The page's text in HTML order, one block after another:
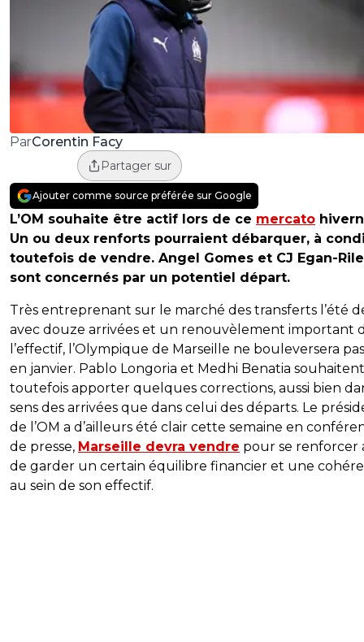
ParCorentin Facy
Partager sur
Ajouter comme source préférée sur Google
L’OM souhaite être actif lors de ce mercato
Un ou deux renforts pourraient débarquer, à
toutefois de vendre. Angel Gomes et CJ Egan-
sont concernés par un potentiel départ.
Très entreprenant sur le marché des transferts l’été
avec douze arrivées et un renouvèlement important
l’effectif, l’Olympique de Marseille ne bouleversera
en janvier. Pablo Longoria et Medhi Benatia souhaitent
toutefois apporter quelques corrections, aussi bien
sens des arrivées que dans celui des départs. Le
de l’OM a d’ailleurs été clair cette semaine en
de presse, Marseille devra vendre pour se renforcer
de garder un certain équilibre financier et une
au sein de son effectif.